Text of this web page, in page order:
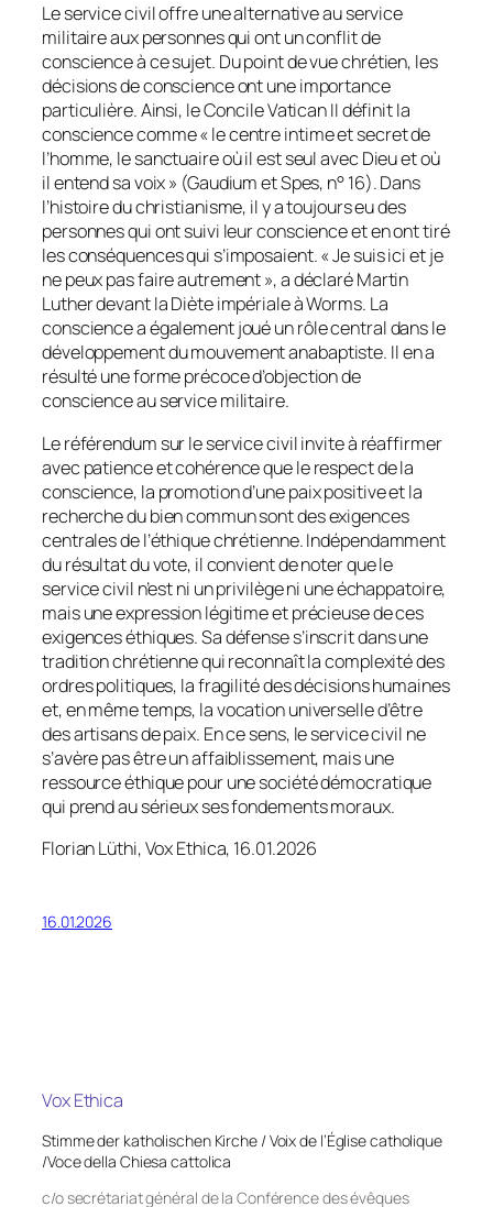
Le service civil offre une alternative au service
militaire aux personnes qui ont un conflit de
conscience à ce sujet. Du point de vue chrétien, les
décisions de conscience ont une importance
particulière. Ainsi, le Concile Vatican II définit la
conscience comme « le centre intime et secret de
l’homme, le sanctuaire où il est seul avec Dieu et où
il entend sa voix » (Gaudium et Spes, n° 16). Dans
l’histoire du christianisme, il y a toujours eu des
personnes qui ont suivi leur conscience et en ont tiré
les conséquences qui s’imposaient. « Je suis ici et je
ne peux pas faire autrement », a déclaré Martin
Luther devant la Diète impériale à Worms. La
conscience a également joué un rôle central dans le
développement du mouvement anabaptiste. Il en a
résulté une forme précoce d’objection de
conscience au service militaire.
Le référendum sur le service civil invite à réaffirmer
avec patience et cohérence que le respect de la
conscience, la promotion d’une paix positive et la
recherche du bien commun sont des exigences
centrales de l’éthique chrétienne. Indépendamment
du résultat du vote, il convient de noter que le
service civil n’est ni un privilège ni une échappatoire,
mais une expression légitime et précieuse de ces
exigences éthiques. Sa défense s’inscrit dans une
tradition chrétienne qui reconnaît la complexité des
ordres politiques, la fragilité des décisions humaines
et, en même temps, la vocation universelle d’être
des artisans de paix. En ce sens, le service civil ne
s’avère pas être un affaiblissement, mais une
ressource éthique pour une société démocratique
qui prend au sérieux ses fondements moraux.
Florian Lüthi, Vox Ethica, 16.01.2026
16.01.2026
Vox Ethica
Stimme der katholischen Kirche / Voix de l’Église catholique
/Voce della Chiesa cattolica
c/o secrétariat général de la Conférence des évêques